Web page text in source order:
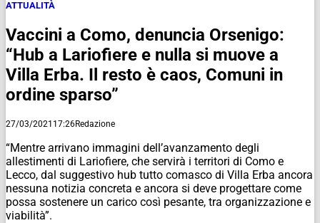
ATTUALITÀ
Vaccini a Como, denuncia Orsenigo:
“Hub a Lariofiere e nulla si muove a
Villa Erba. Il resto è caos, Comuni in
ordine sparso”
27/03/2021 17:26Redazione
“Mentre arrivano immagini dell’avanzamento degli
allestimenti di Lariofiere, che servirà i territori di Como e
Lecco, dal suggestivo hub tutto comasco di Villa Erba ancora
nessuna notizia concreta e ancora si deve progettare come
possa sostenere un carico così pesante, tra organizzazione e
viabilità”.